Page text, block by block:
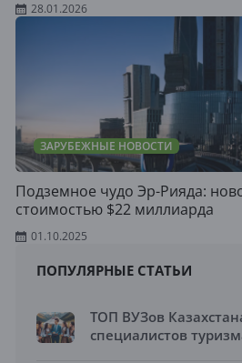
28.01.2026
ЗАРУБЕЖНЫЕ НОВОСТИ
Подземное чудо Эр-Рияда:
стоимостью $22 миллиарда
01.10.2025
ПОПУЛЯРНЫЕ СТАТЬИ
ТОП ВУЗов
специалистов